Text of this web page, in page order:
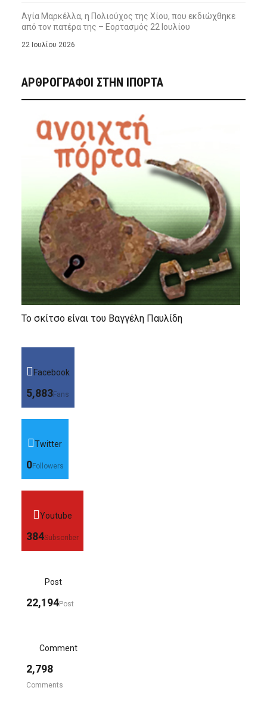
Αγία Μαρκέλλα, η Πολιούχος της Χίου, που εκδιώχθηκε
από τον πατέρα της – Εορτασμός 22 Ιουλίου
22 Ιουλίου 2026
ΑΡΘΡΟΓΡΑΦΟΙ ΣΤΗΝ IΠΟΡΤΑ
Το σκίτσο είναι του Βαγγέλη Παυλίδη
Facebook
5,883Fans
Twitter
0Followers
Youtube
384Subscriber
Post
22,194Post
Comment
2,798
Comments